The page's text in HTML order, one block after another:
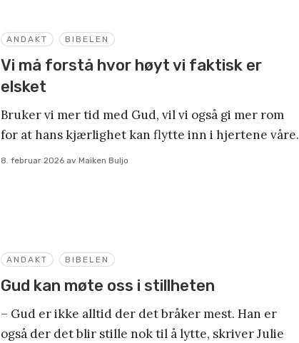
ANDAKT BIBELEN
Vi må forstå hvor høyt vi faktisk er
elsket
Bruker vi mer tid med Gud, vil vi også gi mer rom
for at hans kjærlighet kan flytte inn i hjertene våre.
8. februar 2026 av Maiken Buljo
ANDAKT BIBELEN
Gud kan møte oss i stillheten
– Gud er ikke alltid der det bråker mest. Han er
også der det blir stille nok til å lytte, skriver Julie